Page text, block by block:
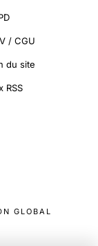
/ CGU
du site
RSS
GLOBAL